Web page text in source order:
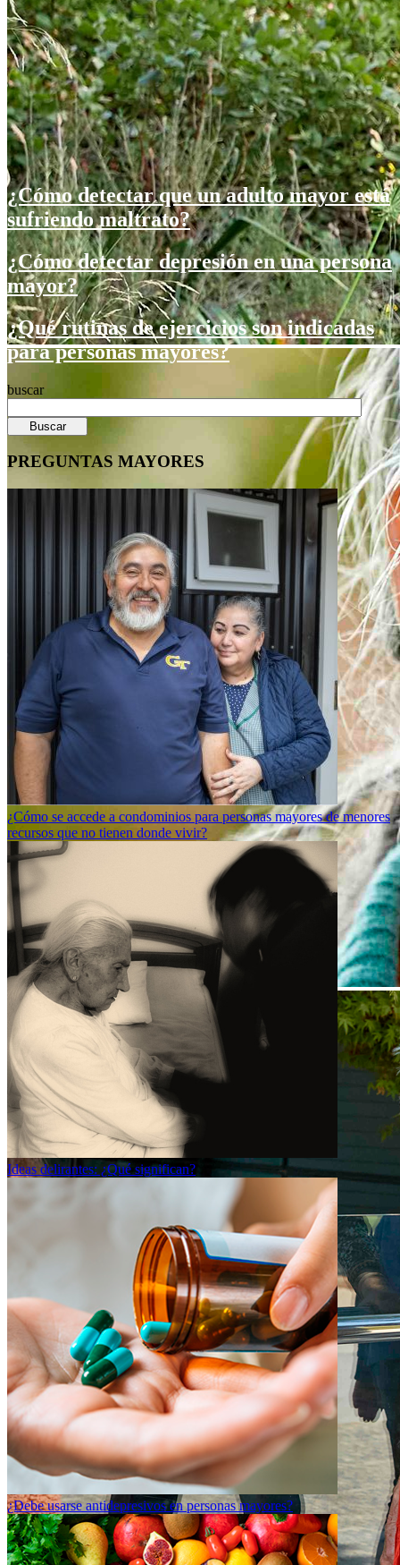
¿Cómo detectar que un adulto mayor está
sufriendo maltrato?
¿Cómo detectar depresión en una persona
mayor?
¿Qué rutinas de ejercicios son indicadas
para personas mayores?
buscar
Buscar
PREGUNTAS MAYORES
¿Cómo se accede a condominios para personas mayores de menores
recursos que no tienen donde vivir?
Ideas delirantes: ¿Qué significan?
¿Debe usarse antidepresivos en personas mayores?